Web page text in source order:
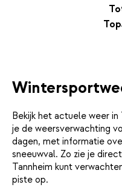
Top
Bekijk het actuele weer in
je de weersverwachting
dagen, met informatie
sneeuwval. Zo zie je
Tannheim kunt
piste op.